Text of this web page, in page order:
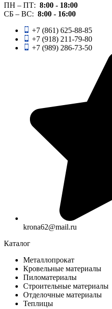
ПН – ПТ: 8:00 - 18:00
СБ – ВС: 8:00 - 16:00
+7 (861) 625-88-85
+7 (918) 211-79-80
+7 (989) 286-73-50
krona62@mail.ru
Каталог
Металлопрокат
Кровельные материалы
Пиломатериалы
Строительные материалы
Отделочные материалы
Теплицы